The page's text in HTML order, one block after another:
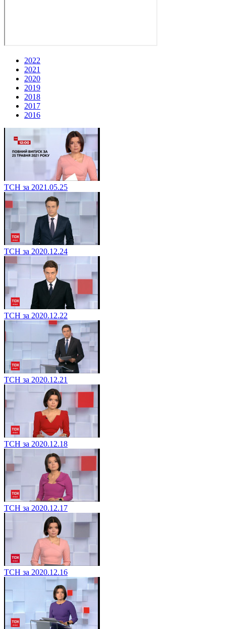
2022
2021
2020
2019
2018
2017
2016
ТСН за 2021.05.25
ТСН за 2020.12.24
ТСН за 2020.12.22
ТСН за 2020.12.21
ТСН за 2020.12.18
ТСН за 2020.12.17
ТСН за 2020.12.16